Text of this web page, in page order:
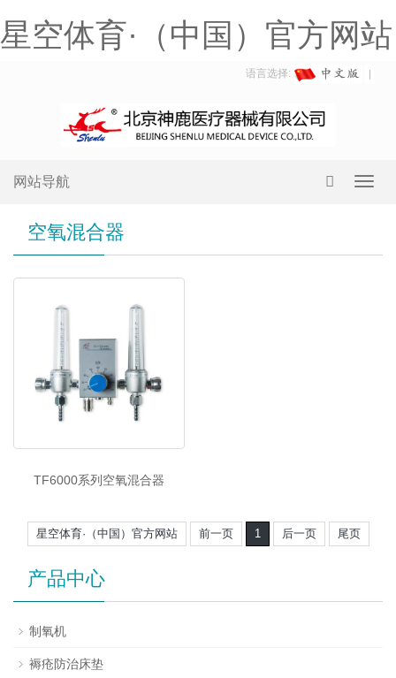
星空体育·（中国）官方网站
语言选择:
网站导航
空氧混合器
TF6000系列空氧混合器
星空体育·（中国）官方网站 前一页 1 后一页 尾页
产品中心
制氧机
褥疮防治床垫